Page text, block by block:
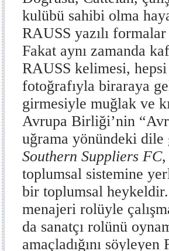
kulübü sahibi olma
RAUSS yazılı
Fakat aynı zamanda
RAUSS kelimesi,
fotoğrafıyla biraraya
girmesiyle muğlak ve
Avrupa Birliği’nin
uğrama yönündeki dile
Southern Suppliers FC,
toplumsal sistemine
bir toplumsal heykeldir.
menajeri rolüyle
da sanatçı rolünü
amaçladığını